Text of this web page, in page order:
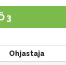
3
Ohjastaja